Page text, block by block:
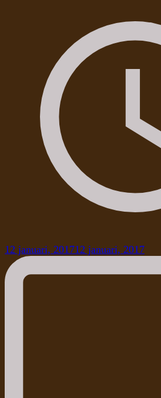
12 januari, 201712 januari, 2017